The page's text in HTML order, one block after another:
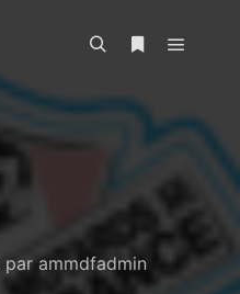
parammdfadmin